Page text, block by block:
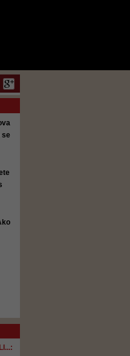
se